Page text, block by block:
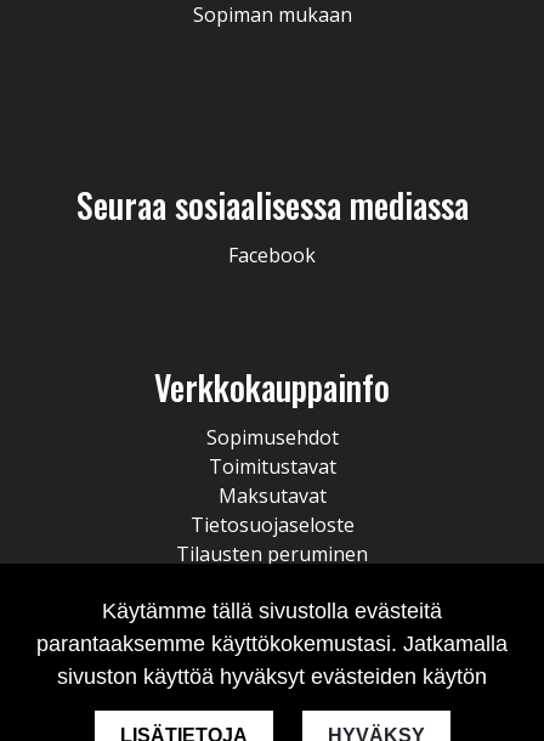
Sopiman mukaan
Seuraa sosiaalisessa mediassa
Facebook
Verkkokauppainfo
Sopimusehdot
Toimitustavat
Maksutavat
Tietosuojaseloste
Tilausten peruminen
Käytämme tällä sivustolla evästeitä
parantaaksemme käyttökokemustasi. Jatkamalla
sivuston käyttöä hyväksyt evästeiden käytön
LISÄTIETOJA HYVÄKSY